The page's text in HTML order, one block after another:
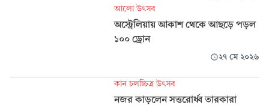
আলো উৎসব
অস্ট্রেলিয়ায় আকাশ থেকে আছড়ে পড়ল
১০০ ড্রোন
২৭ মে ২০২৬
কান চলচ্চিত্র উৎসব
নজর কাড়লেন সত্তরোর্ধ্ব তারকারা